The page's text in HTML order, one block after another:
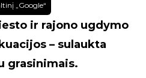
„Google“
ir rajono ugdymo
– sulaukta
grasinimais.